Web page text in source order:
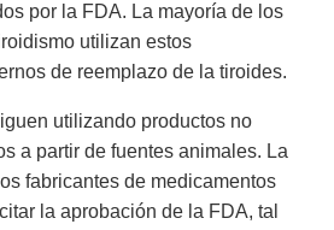
por la FDA. La mayoría de los
utilizan estos
de reemplazo de la tiroides.
utilizando productos no
a partir de fuentes animales. La
fabricantes de medicamentos
la aprobación de la FDA, tal